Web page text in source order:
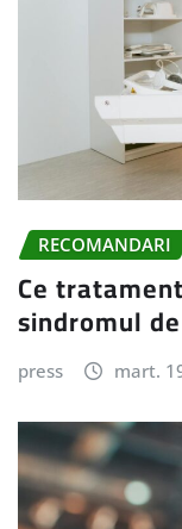
RECOMANDARI
Ce
sindromul
press mart.